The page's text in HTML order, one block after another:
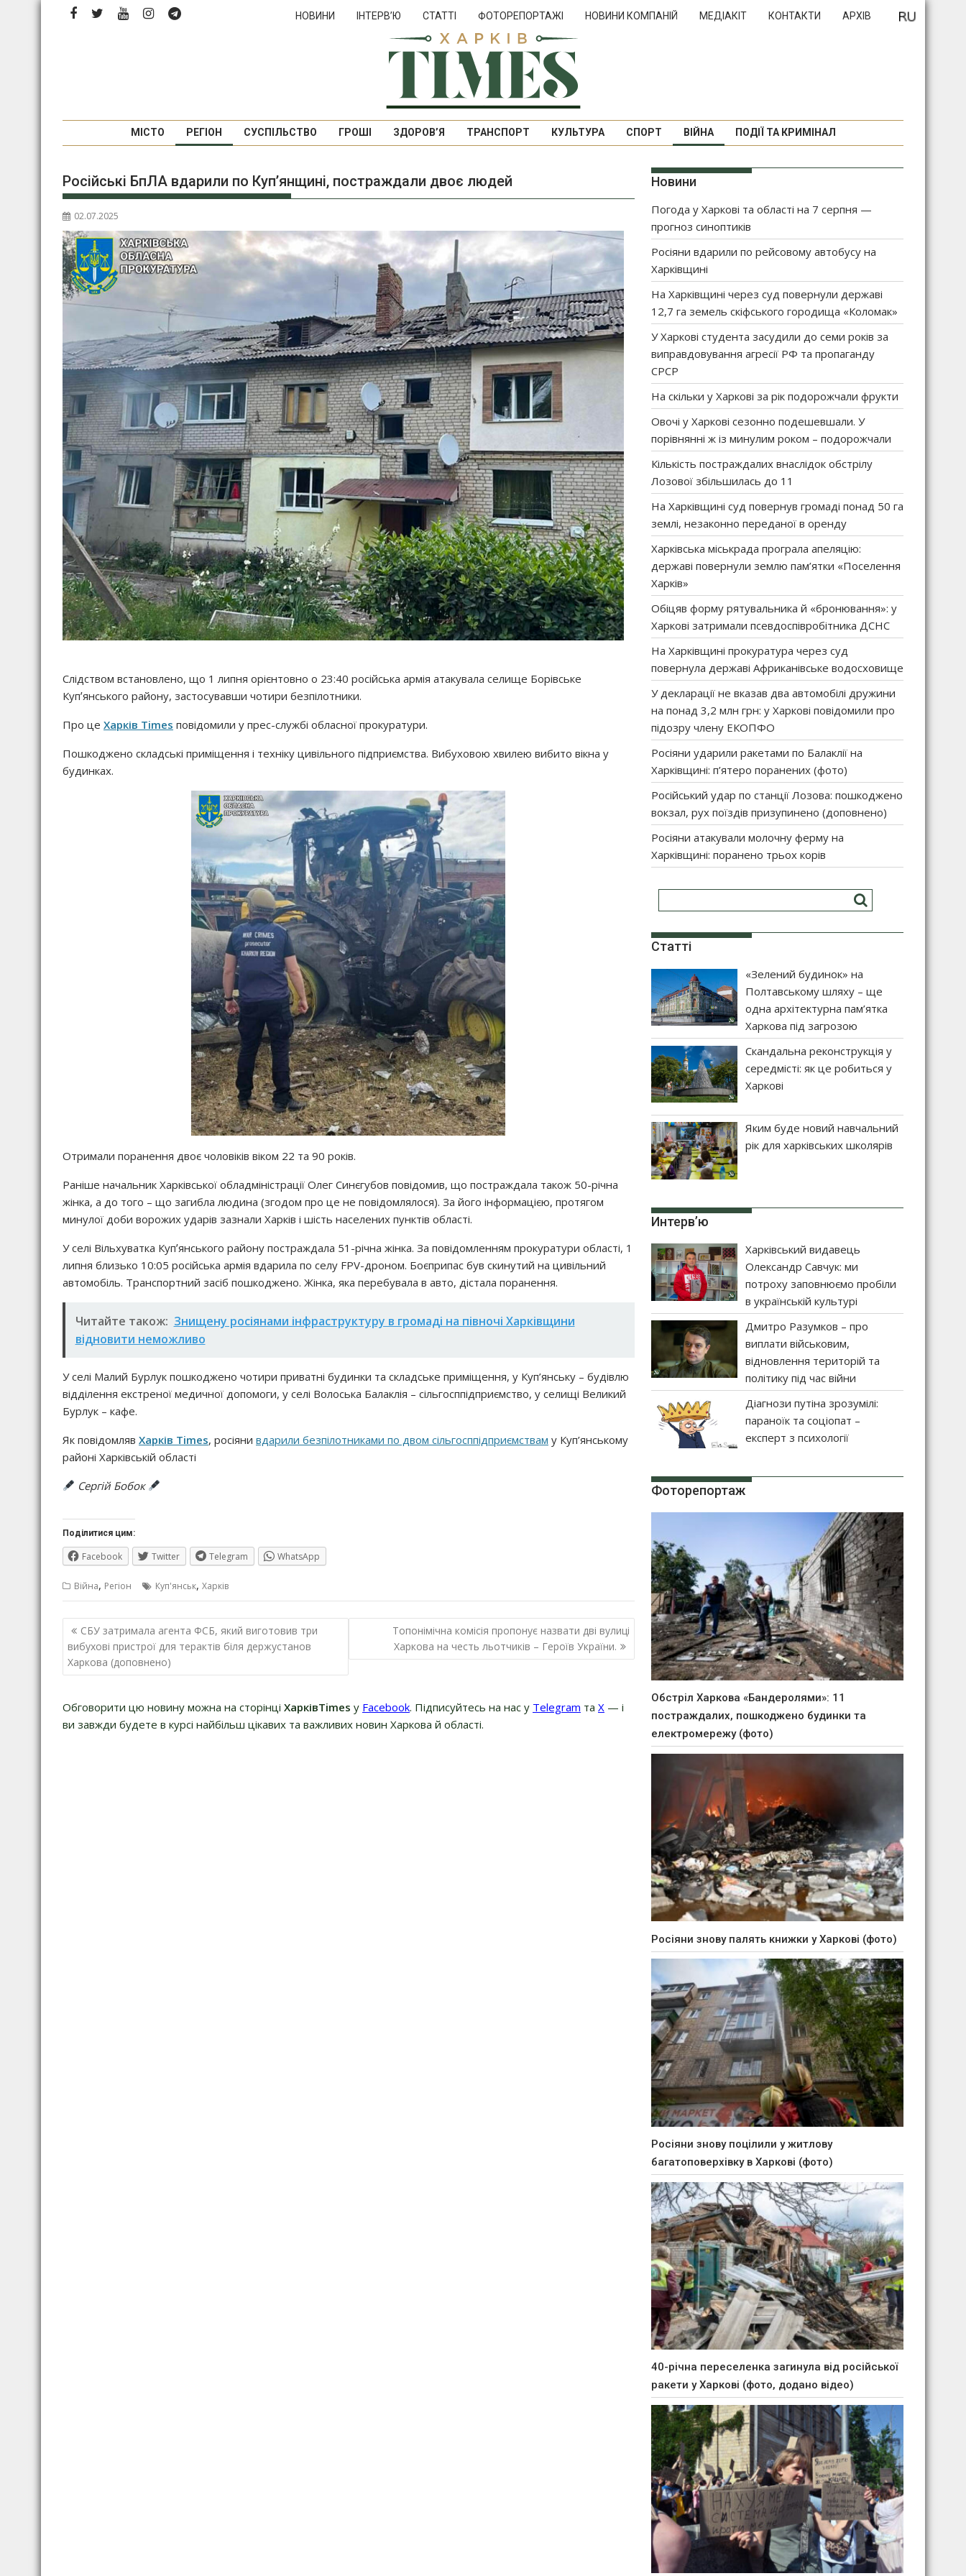
Перейти
НОВИНИ ІНТЕРВ’Ю СТАТТІ ФОТОРЕПОРТАЖІ НОВИНИ КОМПАНІЙ МЕДІАКІТ КОНТАКТИ АРХІВ
МІСТО РЕГІОН СУСПІЛЬСТВО ГРОШІ ЗДОРОВ’Я ТРАНСПОРТ КУЛЬТУРА СПОРТ ВІЙНА ПОДІЇ ТА КРИМІНАЛ
Російські БпЛА вдарили по Купʼянщині, постраждали двоє людей
02.07.2025
Слідством встановлено, що 1 липня орієнтовно о 23:40 російська армія атакувала селище Борівське
Купʼянського району, застосувавши чотири безпілотники.
Про це Харків Times повідомили у прес-службі обласної прокуратури.
Пошкоджено складські приміщення і техніку цивільного підприємства. Вибуховою хвилею вибито вікна у
будинках.
Отримали поранення двоє чоловіків віком 22 та 90 років.
Раніше начальник Харківської обладміністрації Олег Синєгубов повідомив, що постраждала також 50-річна
жінка, а до того – що загибла людина (згодом про це не повідомлялося). За його інформацією, протягом
минулої доби ворожих ударів зазнали Харків і шість населених пунктів області.
У селі Вільхуватка Купʼянського району постраждала 51-річна жінка. За повідомленням прокуратури області, 1
липня близько 10:05 російська армія вдарила по селу FPV-дроном. Боєприпас був скинутий на цивільний
автомобіль. Транспортний засіб пошкоджено. Жінка, яка перебувала в авто, дістала поранення.
Читайте також: Знищену росіянами інфраструктуру в громаді на півночі Харківщини
відновити неможливо
У селі Малий Бурлук пошкоджено чотири приватні будинки та складське приміщення, у Куп’янську – будівлю
відділення екстреної медичної допомоги, у селі Волоська Балаклія – сільгосппідприємство, у селищі Великий
Бурлук – кафе.
Як повідомляв Харків Times, росіяни вдарили безпілотниками по двом сільгосппідприємствам у Куп’янському
районі Харківській області
Сергій Бобок
Поділитися цим:
Facebook Twitter Telegram WhatsApp
Війна, Регіон Куп'янськ, Харків
Навігація
записів
СБУ затримала агента ФСБ, який виготовив три
вибухові пристрої для терактів біля держустанов
Харкова (доповнено)
Топонімічна комісія пропонує назвати дві вулиці
Харкова на честь льотчиків – Героїв України.
Обговорити цю новину можна на сторінці ХарківTimes у Facebook. Підписуйтесь на нас у Telegram та Х — і
ви завжди будете в курсі найбільш цікавих та важливих новин Харкова й області.
Новини
Погода у Харкові та області на 7 серпня —
прогноз синоптиків
Росіяни вдарили по рейсовому автобусу на
Харківщині
На Харківщині через суд повернули державі
12,7 га земель скіфського городища «Коломак»
У Харкові студента засудили до семи років за
виправдовування агресії РФ та пропаганду
СРСР
На скільки у Харкові за рік подорожчали фрукти
Овочі у Харкові сезонно подешевшали. У
порівнянні ж із минулим роком – подорожчали
Кількість постраждалих внаслідок обстрілу
Лозової збільшилась до 11
На Харківщині суд повернув громаді понад 50 га
землі, незаконно переданої в оренду
Харківська міськрада програла апеляцію:
державі повернули землю пам’ятки «Поселення
Харків»
Обіцяв форму рятувальника й «бронювання»: у
Харкові затримали псевдоспівробітника ДСНС
На Харківщині прокуратура через суд
повернула державі Африканівське водосховище
У декларації не вказав два автомобілі дружини
на понад 3,2 млн грн: у Харкові повідомили про
підозру члену ЕКОПФО
Росіяни ударили ракетами по Балаклії на
Харківщині: п’ятеро поранених (фото)
Російський удар по станції Лозова: пошкоджено
вокзал, рух поїздів призупинено (доповнено)
Росіяни атакували молочну ферму на
Харківщині: поранено трьох корів
Статті
«Зелений будинок» на
Полтавському шляху – ще
одна архітектурна пам’ятка
Харкова під загрозою
Скандальна реконструкція у
середмісті: як це робиться у
Харкові
Яким буде новий навчальний
рік для харківських школярів
Интерв’ю
Харківський видавець
Олександр Савчук: ми
потроху заповнюємо пробіли
в українській культурі
Дмитро Разумков – про
виплати військовим,
відновлення територій та
політику під час війни
Діагнози путіна зрозумілі:
параноїк та соціопат –
експерт з психології
Фоторепортаж
Обстріл Харкова «Бандеролями»: 11
постраждалих, пошкоджено будинки та
електромережу (фото)
Росіяни знову палять книжки у Харкові (фото)
Росіяни знову поцілили у житлову
багатоповерхівку в Харкові (фото)
40-річна переселенка загинула від російської
ракети у Харкові (фото, додано відео)